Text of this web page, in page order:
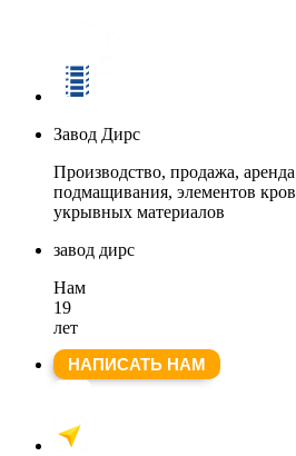
Завод Дирс
Производство, продажа,
подмащивания, элементов
укрывных материалов
завод дирс
Нам
19
лет
НАПИСАТЬ НАМ